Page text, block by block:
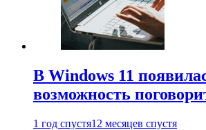
В Windows 11
возможность
1 год спустя12 месяцев спустя